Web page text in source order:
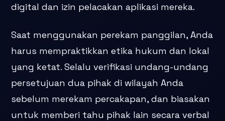
digital dan izin pelacakan aplikasi mereka.
Saat menggunakan perekam panggilan, Anda
harus mempraktikkan etika hukum dan lokal
yang ketat. Selalu verifikasi undang-undang
persetujuan dua pihak di wilayah Anda
sebelum merekam percakapan, dan biasakan
untuk memberi tahu pihak lain secara verbal